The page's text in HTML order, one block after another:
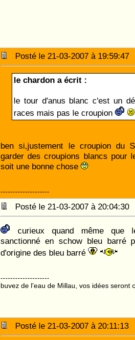
Posté le 21-03-2007 à
le chardon a écrit :
le tour d'anus blanc c'est un
races mais pas le croupion
ben si,justement le croupion du
garder des croupions blancs pour
soit une bonne chose
--------------------
Posté le 21-03-2007 à
curieux quand même que
sanctionné en schow bleu barré
d'origine des bleu barré
--------------------
buvez de l'eau de Millau, vos idées seront
Posté le 21-03-2007 à